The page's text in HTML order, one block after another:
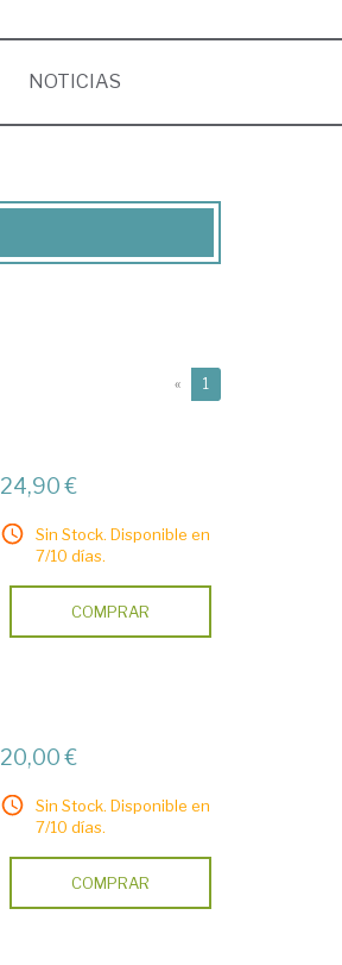
NOTICIAS
« 1
24,90 €
Sin Stock. Disponible en
7/10 días.
COMPRAR
20,00 €
Sin Stock. Disponible en
7/10 días.
COMPRAR